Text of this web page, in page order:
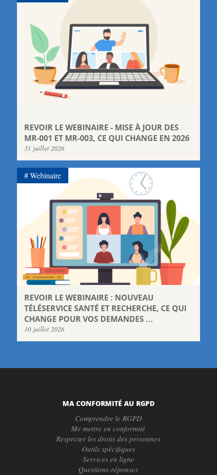
REVOIR LE WEBINAIRE - MISE À JOUR DES
MR-001 ET MR-003, CE QUI CHANGE EN 2026
31 juillet 2026
REVOIR LE WEBINAIRE : NOUVEAU
TÉLÉSERVICE SANTÉ ET RECHERCHE, CE QUI
CHANGE POUR VOS DEMANDES ...
10 juillet 2026
Webinaire
MA CONFORMITÉ AU RGPD
Comprendre le RGPD
Me mettre en conformité
Respecter les droits des personnes
Outils spécifiques
Services en ligne
Questions-réponses